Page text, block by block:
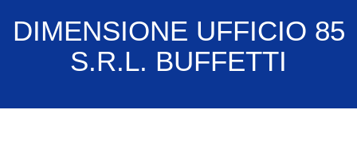
DIMENSIONE UFFICIO 85
S.R.L. BUFFETTI